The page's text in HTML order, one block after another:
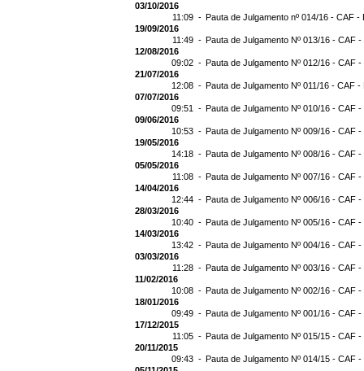
03/10/2016
11:09 - Pauta de Julgamento nº 014/16 - CAF -
19/09/2016
11:49 - Pauta de Julgamento Nº 013/16 - CAF
12/08/2016
09:02 - Pauta de Julgamento Nº 012/16 - CAF
21/07/2016
12:08 - Pauta de Julgamento Nº 011/16 - CAF -
07/07/2016
09:51 - Pauta de Julgamento Nº 010/16 - CAF
09/06/2016
10:53 - Pauta de Julgamento Nº 009/16 - CAF
19/05/2016
14:18 - Pauta de Julgamento Nº 008/16 - CAF
05/05/2016
11:08 - Pauta de Julgamento Nº 007/16 - CAF -
14/04/2016
12:44 - Pauta de Julgamento Nº 006/16 - CAF
28/03/2016
10:40 - Pauta de Julgamento Nº 005/16 - CAF
14/03/2016
13:42 - Pauta de Julgamento Nº 004/16 - CAF
03/03/2016
11:28 - Pauta de Julgamento Nº 003/16 - CAF
11/02/2016
10:08 - Pauta de Julgamento Nº 002/16 - CAF
18/01/2016
09:49 - Pauta de Julgamento Nº 001/16 - CAF
17/12/2015
11:05 - Pauta de Julgamento Nº 015/15 - CAF
20/11/2015
09:43 - Pauta de Julgamento Nº 014/15 - CAF -